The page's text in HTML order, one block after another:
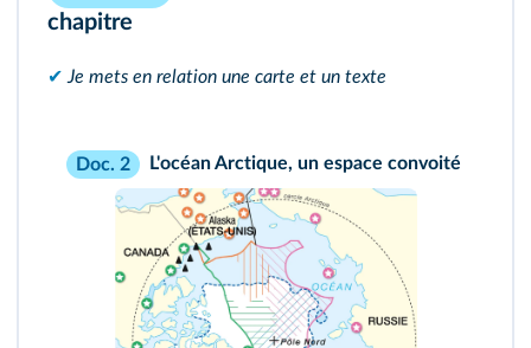
chapitre
✔ Je mets en relation une carte et un texte
Doc. 2 L'océan Arctique, un espace convoité